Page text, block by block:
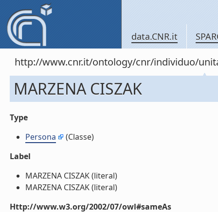
data.CNR.it
http://www.cnr.it/ontology/cnr/individuo/
MARZENA CISZAK
Type
Persona
(Classe)
Label
MARZENA CISZAK (literal)
MARZENA CISZAK (literal)
Http://www.w3.org/2002/07/owl#sameAs